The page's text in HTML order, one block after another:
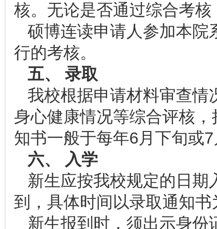
核。无论是否通过综合考
硕博连读申请人参加本院
行的考核。
五、 录取
我校根据申请材料审查情
身心健康情况等综合评核
知书一般于每年6月下旬或
六、 入学
新生应按我校规定的日
到，具体时间以录取通知书
新生报到时，须出示身